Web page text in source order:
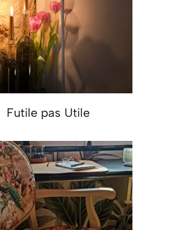
Futile pas Utile